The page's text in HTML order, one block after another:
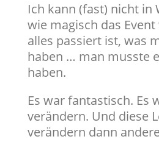
Ich kann (fast) nicht in
wie magisch das
alles passiert ist, was
haben … man musste
haben.
Es war fantastisch. Es
verändern. Und diese
verändern dann